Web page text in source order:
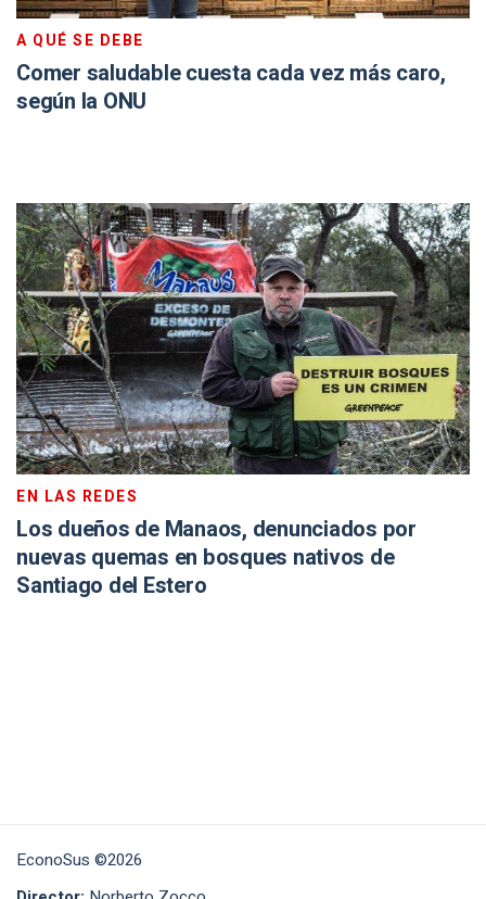
A QUÉ SE DEBE
Comer saludable cuesta cada vez más caro,
según la ONU
EN LAS REDES
Los dueños de Manaos, denunciados por
nuevas quemas en bosques nativos de
Santiago del Estero
EconoSus ©2026